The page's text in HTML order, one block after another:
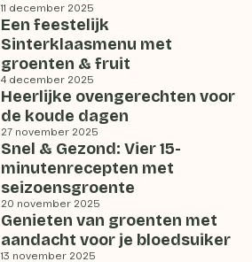
11 december 2025
Een feestelijk
Sinterklaasmenu met
groenten & fruit
4 december 2025
Heerlijke ovengerechten voor
de koude dagen
27 november 2025
Snel & Gezond: Vier 15-
minutenrecepten met
seizoensgroente
20 november 2025
Genieten van groenten met
aandacht voor je bloedsuiker
13 november 2025